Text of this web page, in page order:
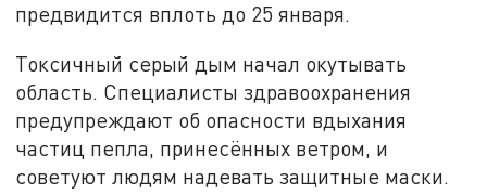
предвидится вплоть до 25 января.
Токсичный серый дым начал окутывать
область. Специалисты здравоохранения
предупреждают об опасности вдыхания
частиц пепла, принесённых ветром, и
советуют людям надевать защитные маски.